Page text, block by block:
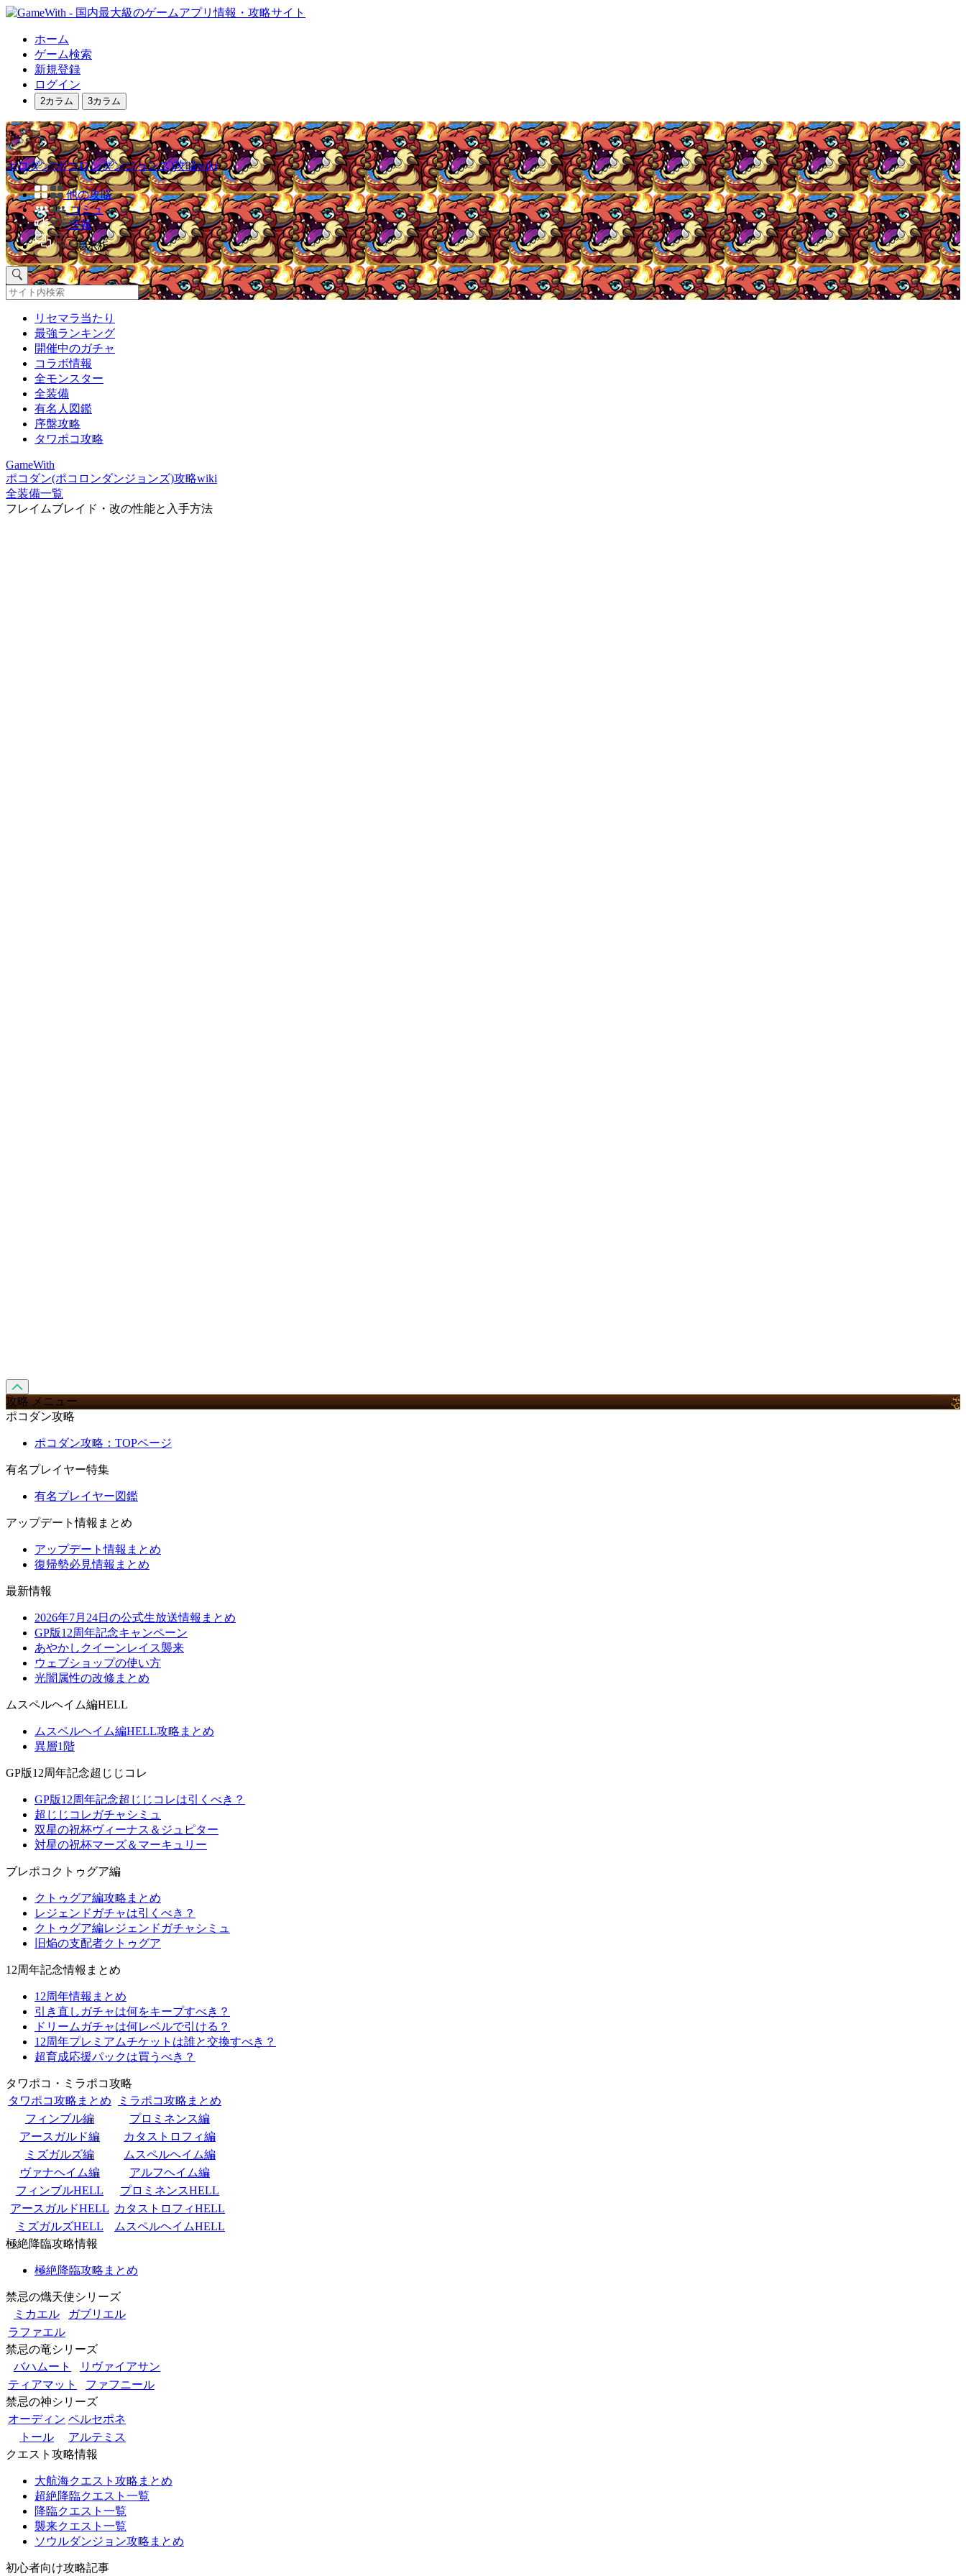
ホーム
ゲーム検索
新規登録
ログイン
2カラム 3カラム
ポコダン(ポコロンダンジョンズ)攻略wiki
他の攻略
コミュ
速報
掲示板
リセマラ当たり
最強ランキング
開催中のガチャ
コラボ情報
全モンスター
全装備
有名人図鑑
序盤攻略
タワポコ攻略
GameWith
ポコダン(ポコロンダンジョンズ)攻略wiki
全装備一覧
フレイムブレイド・改の性能と入手方法
攻略 メニュー
ポコダン攻略
ポコダン攻略：TOPページ
有名プレイヤー特集
有名プレイヤー図鑑
アップデート情報まとめ
アップデート情報まとめ
復帰勢必見情報まとめ
最新情報
2026年7月24日の公式生放送情報まとめ
GP版12周年記念キャンペーン
あやかしクイーンレイス襲来
ウェブショップの使い方
光闇属性の改修まとめ
ムスペルヘイム編HELL
ムスペルヘイム編HELL攻略まとめ
異層1階
GP版12周年記念超じじコレ
GP版12周年記念超じじコレは引くべき？
超じじコレガチャシミュ
双星の祝杯ヴィーナス＆ジュピター
対星の祝杯マーズ＆マーキュリー
ブレポコクトゥグア編
クトゥグア編攻略まとめ
レジェンドガチャは引くべき？
クトゥグア編レジェンドガチャシミュ
旧焔の支配者クトゥグア
12周年記念情報まとめ
12周年情報まとめ
引き直しガチャは何をキープすべき？
ドリームガチャは何レベルで引ける？
12周年プレミアムチケットは誰と交換すべき？
超育成応援パックは買うべき？
タワポコ・ミラポコ攻略
タワポコ攻略まとめ
ミラポコ攻略まとめ
フィンブル編
プロミネンス編
アースガルド編
カタストロフィ編
ミズガルズ編
ムスペルヘイム編
ヴァナヘイム編
アルフヘイム編
フィンブルHELL
プロミネンスHELL
アースガルドHELL カタストロフィHELL
ミズガルズHELL
ムスペルヘイムHELL
極絶降臨攻略情報
極絶降臨攻略まとめ
禁忌の熾天使シリーズ
ミカエル
ガブリエル
ラファエル
禁忌の竜シリーズ
バハムート
リヴァイアサン
ティアマット
ファフニール
禁忌の神シリーズ
オーディン ペルセポネ
トール
アルテミス
クエスト攻略情報
大航海クエスト攻略まとめ
超絶降臨クエスト一覧
降臨クエスト一覧
襲来クエスト一覧
ソウルダンジョン攻略まとめ
初心者向け攻略記事